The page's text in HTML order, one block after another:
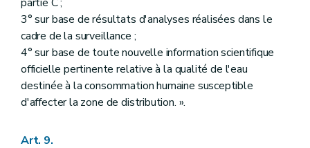
3° sur base de résultats d'analyses réalisées dans le
cadre de la surveillance ;
4° sur base de toute nouvelle information scientifique
officielle pertinente relative à la qualité de l'eau
destinée à la consommation humaine susceptible
d'affecter la zone de distribution. ».
Art. 9.